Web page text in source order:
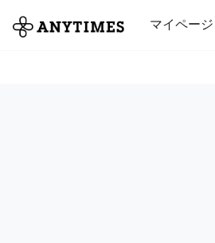
マイページ
全て 修理・組立